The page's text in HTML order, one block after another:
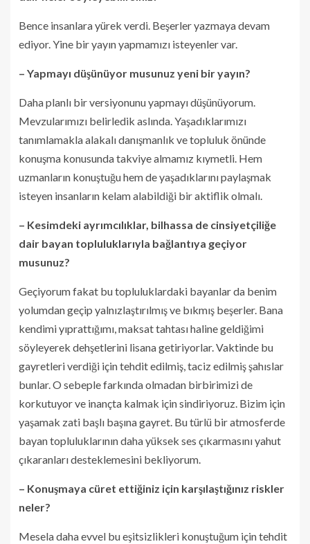
Bence insanlara yürek verdi. Beşerler yazmaya devam
ediyor. Yine bir yayın yapmamızı isteyenler var.
– Yapmayı düşünüyor musunuz yeni bir yayın?
Daha planlı bir versiyonunu yapmayı düşünüyorum.
Mevzularımızı belirledik aslında. Yaşadıklarımızı
tanımlamakla alakalı danışmanlık ve topluluk önünde
konuşma konusunda takviye almamız kıymetli. Hem
uzmanların konuştuğu hem de yaşadıklarını paylaşmak
isteyen insanların kelam alabildiği bir aktiflik olmalı.
– Kesimdeki ayrımcılıklar, bilhassa de cinsiyetçiliğe
dair bayan topluluklarıyla bağlantıya geçiyor
musunuz?
Geçiyorum fakat bu topluluklardaki bayanlar da benim
yolumdan geçip yalnızlaştırılmış ve bıkmış beşerler. Bana
kendimi yıprattığımı, maksat tahtası haline geldiğimi
söyleyerek dehşetlerini lisana getiriyorlar. Vaktinde bu
gayretleri verdiği için tehdit edilmiş, taciz edilmiş şahıslar
bunlar. O sebeple farkında olmadan birbirimizi de
korkutuyor ve inançta kalmak için sindiriyoruz. Bizim için
yaşamak zati başlı başına gayret. Bu türlü bir atmosferde
bayan topluluklarının daha yüksek ses çıkarmasını yahut
çıkaranları desteklemesini bekliyorum.
– Konuşmaya cüret ettiğiniz için karşılaştığınız riskler
neler?
Mesela daha evvel bu eşitsizlikleri konuştuğum için tehdit